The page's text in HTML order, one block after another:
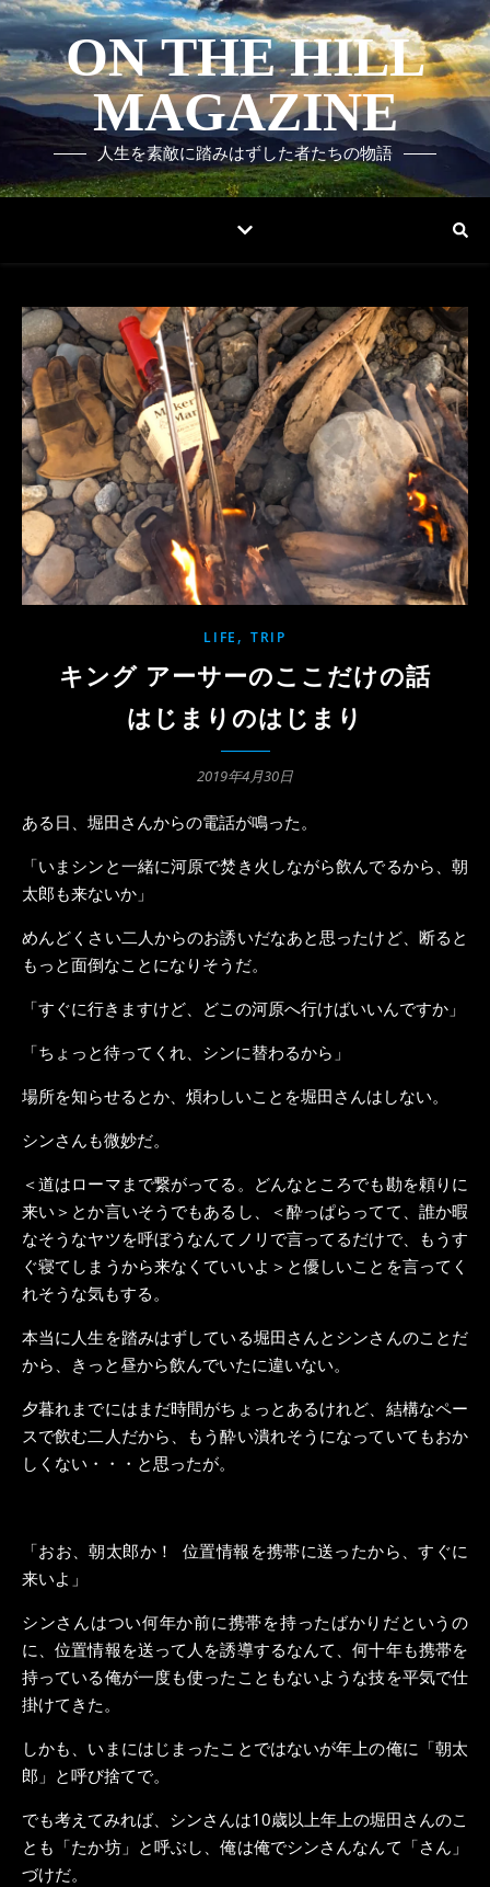
ON THE HILL
MAGAZINE
人生を素敵に踏みはずした者たちの物語
LIFE , TRIP
キング アーサーのここだけの話
はじまりのはじまり
2019年4月30日
ある日、堀田さんからの電話が鳴った。
「いまシンと一緒に河原で焚き火しながら飲んでるから、朝
太郎も来ないか」
めんどくさい二人からのお誘いだなあと思ったけど、断ると
もっと面倒なことになりそうだ。
「すぐに行きますけど、どこの河原へ行けばいいんですか」
「ちょっと待ってくれ、シンに替わるから」
場所を知らせるとか、煩わしいことを堀田さんはしない。
シンさんも微妙だ。
＜道はローマまで繋がってる。どんなところでも勘を頼りに
来い＞とか言いそうでもあるし、＜酔っぱらってて、誰か暇
なそうなヤツを呼ぼうなんてノリで言ってるだけで、もうす
ぐ寝てしまうから来なくていいよ＞と優しいことを言ってく
れそうな気もする。
本当に人生を踏みはずしている堀田さんとシンさんのことだ
から、きっと昼から飲んでいたに違いない。
夕暮れまでにはまだ時間がちょっとあるけれど、結構なペー
スで飲む二人だから、もう酔い潰れそうになっていてもおか
しくない・・・と思ったが。
「おお、朝太郎か！ 位置情報を携帯に送ったから、すぐに
来いよ」
シンさんはつい何年か前に携帯を持ったばかりだというの
に、位置情報を送って人を誘導するなんて、何十年も携帯を
持っている俺が一度も使ったこともないような技を平気で仕
掛けてきた。
しかも、いまにはじまったことではないが年上の俺に「朝太
郎」と呼び捨てで。
でも考えてみれば、シンさんは10歳以上年上の堀田さんのこ
とも「たか坊」と呼ぶし、俺は俺でシンさんなんて「さん」
づけだ。